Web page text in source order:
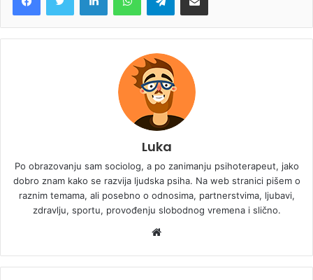
Luka
Po obrazovanju sam sociolog, a po zanimanju psihoterapeut, jako
dobro znam kako se razvija ljudska psiha. Na web stranici pišem o
raznim temama, ali posebno o odnosima, partnerstvima, ljubavi,
zdravlju, sportu, provođenju slobodnog vremena i slično.
Website